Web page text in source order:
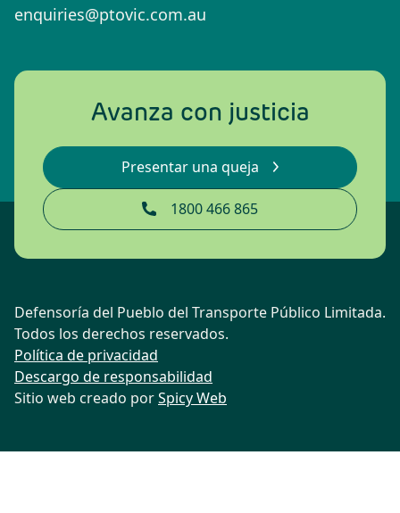
enquiries@ptovic.com.au
Avanza con justicia
Presentar una queja
1800 466 865
Defensoría del Pueblo del Transporte Público Limitada.
Todos los derechos reservados.
Política de privacidad
Descargo de responsabilidad
Sitio web creado porSpicy Web